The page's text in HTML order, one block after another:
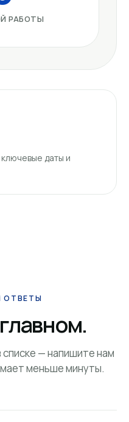
РАБОТЫ
даты и
ОТВЕТЫ
— напишите нам
меньше минуты.